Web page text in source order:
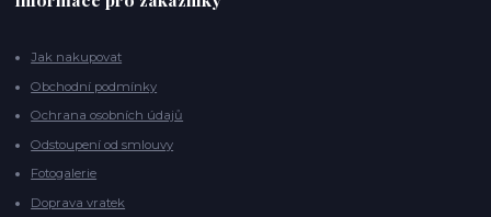
Jak nakupovat
Obchodní podmínky
Ochrana osobních údajů
Odstoupení od smlouvy
Fotogalerie
Doprava vratek